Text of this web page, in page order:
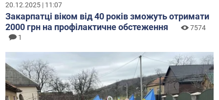
20.12.2025 | 11:07
Закарпатці віком від 40 років зможуть отримати
2000 грн на профілактичне обстеження
7574
1